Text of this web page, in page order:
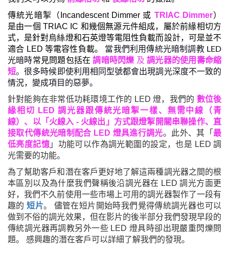
傳統光暗掣（Incandescent Dimmer 或 TRIAC Dimmer）
是由一個 TRIAC IC 和幾個無源元件組成，屬於前緣相切方
式，是針對烏絲燈和石英燈等電阻性負載而設計，可是並不
適合 LED 等電容性負載。
當我們利用傳統光暗制調教 LED
光暗時常見問題包括在 調暗時閃爍 及調光器的使用壽命縮
短。很多時候即使利用相同型號都會出現調光深度不一致的
情況， 變成項目的惡夢。
針對能夠在非常低功耗環境工作的 LED 燈，我們的 數位後
緣相切 LED 調光器跟傳統光暗掣一樣、無需中線（青
線）、以「 火線入 - 火線出 」方式跟燈掣開關串聯操作、直
接取代傳統光暗制配合 LED 燈具進行調光。此外、其「 最
低亮度記憶 」 功能可以作為調光範圍的設定，也是 LED 調
光需要的功能。
為了幫助客戶和潛在客戶更好地了解這兩種調光器之間的根
本區別以及為什麼我們聲稱後沿調光器在 LED 調光方面更
好，我們不久前使用一些市場上可用的調光器製作了一段有
趣的短片。 儘管在短片開始時我們覺得傳統調光器也可以
做到不俗的調光效果，但在影片的後半部分我們發現早段的
傳統調光器再調教另外一些 LED 燈具時卻出現嚴重閃爍問
題。 感興趣的潛在客戶可以詳細了解我們的發現。